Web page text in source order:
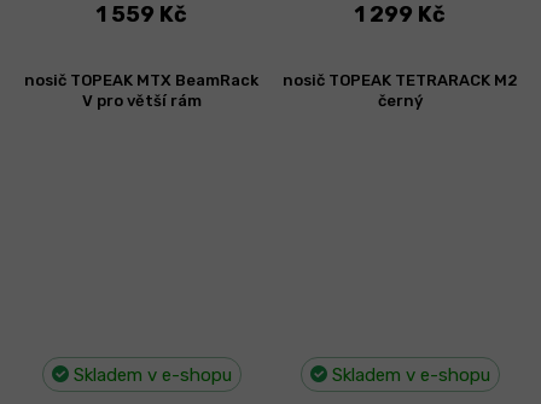
1 559 Kč 1 299 Kč
nosič TOPEAK MTX BeamRack
V pro větší rám
Skladem v e-shopu
nosič TOPEAK TETRARACK M2
černý
Skladem v e-shopu